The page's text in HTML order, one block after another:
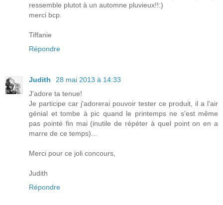
ressemble plutot à un automne pluvieux!!:)
merci bcp.
Tiffanie
Répondre
Judith
28 mai 2013 à 14:33
J'adore ta tenue!
Je participe car j'adorerai pouvoir tester ce produit, il a l'air
génial et tombe à pic quand le printemps ne s'est même
pas pointé fin mai (inutile de répéter à quel point on en a
marre de ce temps)...
Merci pour ce joli concours,
Judith
Répondre